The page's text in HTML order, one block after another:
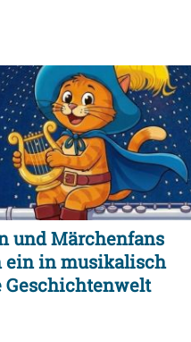
und Märchenfans
ein in musikalisch
Geschichtenwelt